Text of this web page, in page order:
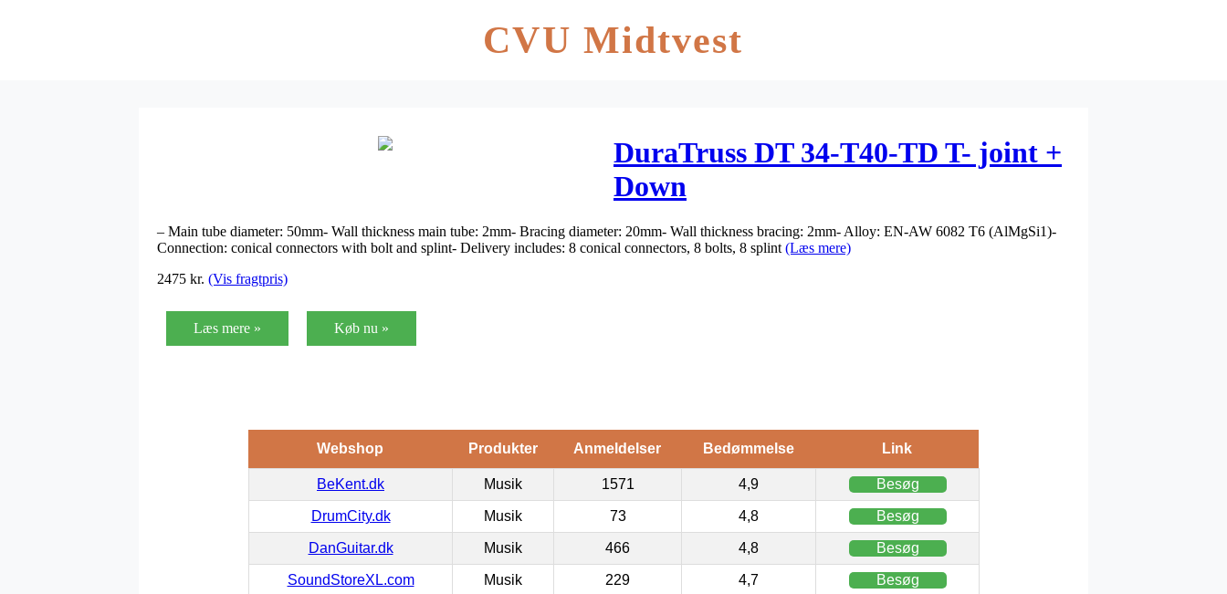
CVU Midtvest
DuraTruss DT 34-T40-TD T- joint +
Down
– Main tube diameter: 50mm- Wall thickness main tube: 2mm- Bracing diameter: 20mm- Wall thickness bracing: 2mm- Alloy: EN-AW 6082 T6 (AlMgSi1)-
Connection: conical connectors with bolt and splint- Delivery includes: 8 conical connectors, 8 bolts, 8 splint (Læs mere)
2475 kr. (Vis fragtpris)
Læs mere » Køb nu »
Webshop Produkter Anmeldelser Bedømmelse Link
BeKent.dk Musik 1571 4,9 Besøg
DrumCity.dk Musik 73 4,8 Besøg
DanGuitar.dk Musik 466 4,8 Besøg
SoundStoreXL.com Musik 229 4,7 Besøg